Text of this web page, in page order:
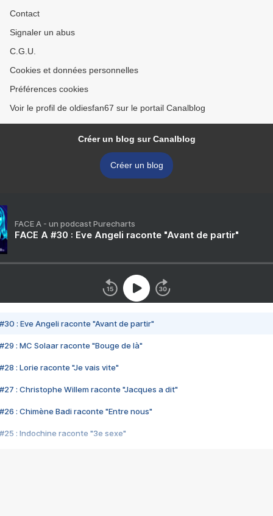
Contact
Signaler un abus
C.G.U.
Cookies et données personnelles
Préférences cookies
Voir le profil de oldiesfan67 sur le portail Canalblog
Créer un blog sur Canalblog
Créer un blog
FACE A - un podcast Purecharts
FACE A #30 : Eve Angeli raconte "Avant de partir"
#30 : Eve Angeli raconte "Avant de partir"
#29 : MC Solaar raconte "Bouge de là"
#28 : Lorie raconte "Je vais vite"
#27 : Christophe Willem raconte "Jacques a dit"
#26 : Chimène Badi raconte "Entre nous"
#25 : Indochine raconte "3e sexe"